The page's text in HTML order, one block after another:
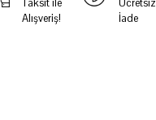
Taksit ile
Alışveriş!
Ücretsiz
İade